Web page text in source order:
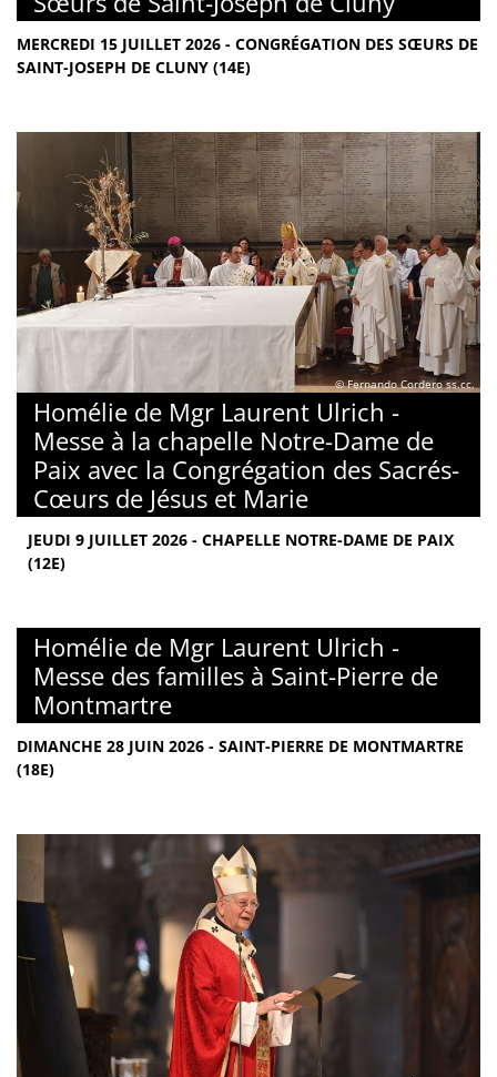
MERCREDI 15 JUILLET 2026 - CONGRÉGATION DES SŒURS DE
SAINT-JOSEPH DE CLUNY (14E)
© Fernando Cordero ss.cc.
Homélie de Mgr Laurent Ulrich -
Messe à la chapelle Notre-Dame de
Paix avec la Congrégation des Sacrés-
Cœurs de Jésus et Marie
JEUDI 9 JUILLET 2026 - CHAPELLE NOTRE-DAME DE PAIX
(12E)
Homélie de Mgr Laurent Ulrich -
Messe des familles à Saint-Pierre de
Montmartre
DIMANCHE 28 JUIN 2026 - SAINT-PIERRE DE MONTMARTRE
(18E)